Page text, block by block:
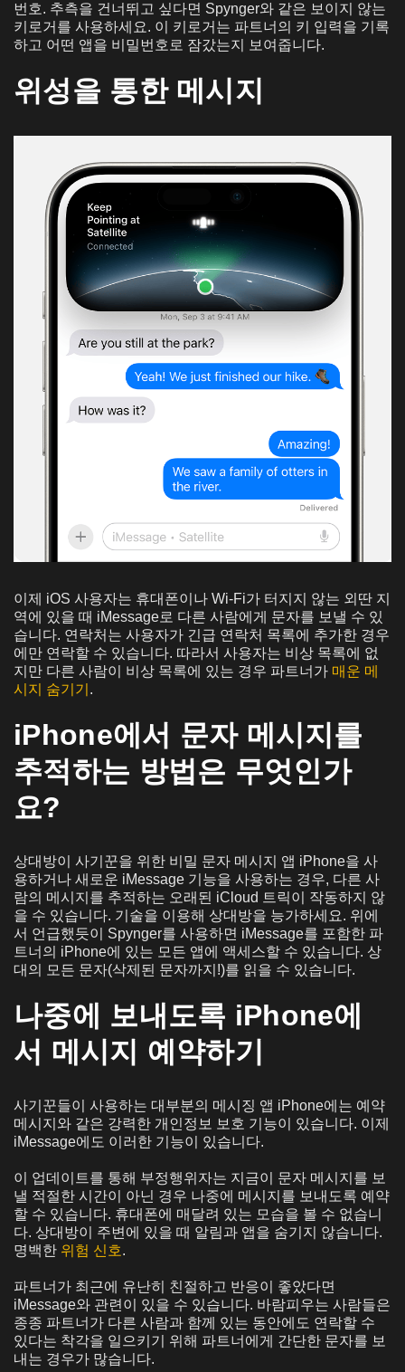
번호. 추측을 건너뛰고 싶다면 Spynger와 같은 보이지 않는
키로거를 사용하세요. 이 키로거는 파트너의 키 입력을 기록
하고 어떤 앱을 비밀번호로 잠갔는지 보여줍니다.
위성을 통한 메시지
이제 iOS 사용자는 휴대폰이나 Wi-Fi가 터지지 않는 외딴 지
역에 있을 때 iMessage로 다른 사람에게 문자를 보낼 수 있
습니다. 연락처는 사용자가 긴급 연락처 목록에 추가한 경우
에만 연락할 수 있습니다. 따라서 사용자는 비상 목록에 없
지만 다른 사람이 비상 목록에 있는 경우 파트너가 매운 메
시지 숨기기 .
iPhone에서 문자 메시지를
추적하는 방법은 무엇인가
요?
상대방이 사기꾼을 위한 비밀 문자 메시지 앱 iPhone을 사
용하거나 새로운 iMessage 기능을 사용하는 경우, 다른 사
람의 메시지를 추적하는 오래된 iCloud 트릭이 작동하지 않
을 수 있습니다. 기술을 이용해 상대방을 능가하세요. 위에
서 언급했듯이 Spynger를 사용하면 iMessage를 포함한 파
트너의 iPhone에 있는 모든 앱에 액세스할 수 있습니다. 상
대의 모든 문자(삭제된 문자까지!)를 읽을 수 있습니다.
나중에 보내도록 iPhone에
서 메시지 예약하기
사기꾼들이 사용하는 대부분의 메시징 앱 iPhone에는 예약
메시지와 같은 강력한 개인정보 보호 기능이 있습니다. 이제
iMessage에도 이러한 기능이 있습니다.
이 업데이트를 통해 부정행위자는 지금이 문자 메시지를 보
낼 적절한 시간이 아닌 경우 나중에 메시지를 보내도록 예약
할 수 있습니다. 휴대폰에 매달려 있는 모습을 볼 수 없습니
다. 상대방이 주변에 있을 때 알림과 앱을 숨기지 않습니다.
명백한 위험 신호.
파트너가 최근에 유난히 친절하고 반응이 좋았다면
iMessage와 관련이 있을 수 있습니다. 바람피우는 사람들은
종종 파트너가 다른 사람과 함께 있는 동안에도 연락할 수
있다는 착각을 일으키기 위해 파트너에게 간단한 문자를 보
내는 경우가 많습니다.